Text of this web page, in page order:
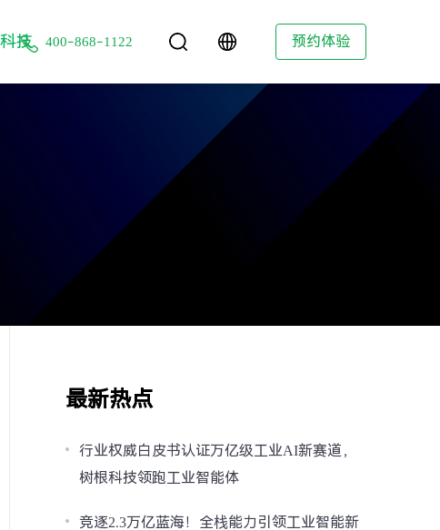
技 400-868-1122 预约体验
最新热点
行业权威白皮书认证万亿级工业AI新赛道，
树根科技领跑工业智能体
竞逐2.3万亿蓝海！全栈能力引领工业智能新